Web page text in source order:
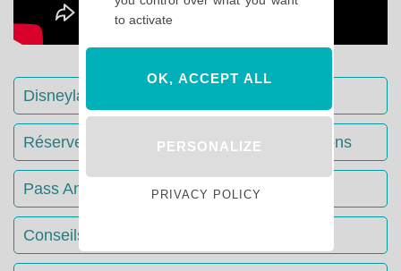
Disneyland Paris : Le guide complet
Réserver votre séjour : toutes les informations
Pass Annuels Disney : informations
Conseils & Astuces Disneyland Paris
to activate
OK, ACCEPT ALL
PERSONALIZE
PRIVACY POLICY